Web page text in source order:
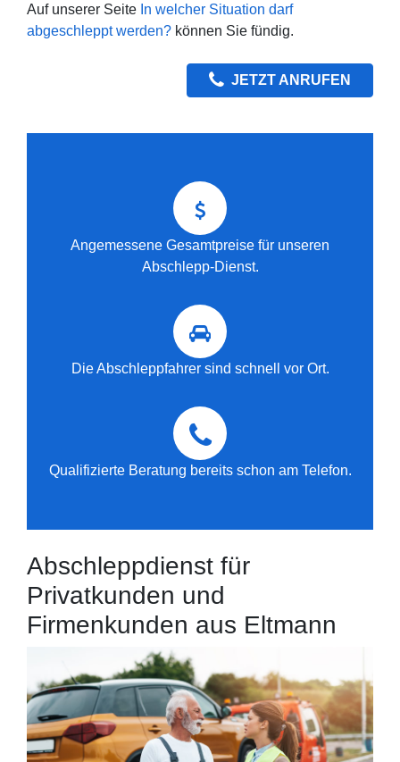
Auf unserer Seite In welcher Situation darf
abgeschleppt werden? können Sie fündig.
JETZT ANRUFEN
Angemessene Gesamtpreise für unseren
Abschlepp-Dienst.
Die Abschleppfahrer sind schnell vor Ort.
Qualifizierte Beratung bereits schon am Telefon.
Abschleppdienst für
Privatkunden und
Firmenkunden aus Eltmann